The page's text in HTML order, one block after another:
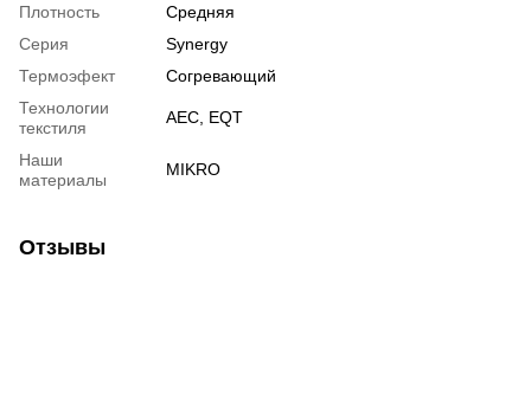
Плотность
Средняя
Серия
Synergy
Термоэфект
Согревающий
Технологии
текстиля
AEC, EQT
Наши
материалы
MIKRO
Отзывы